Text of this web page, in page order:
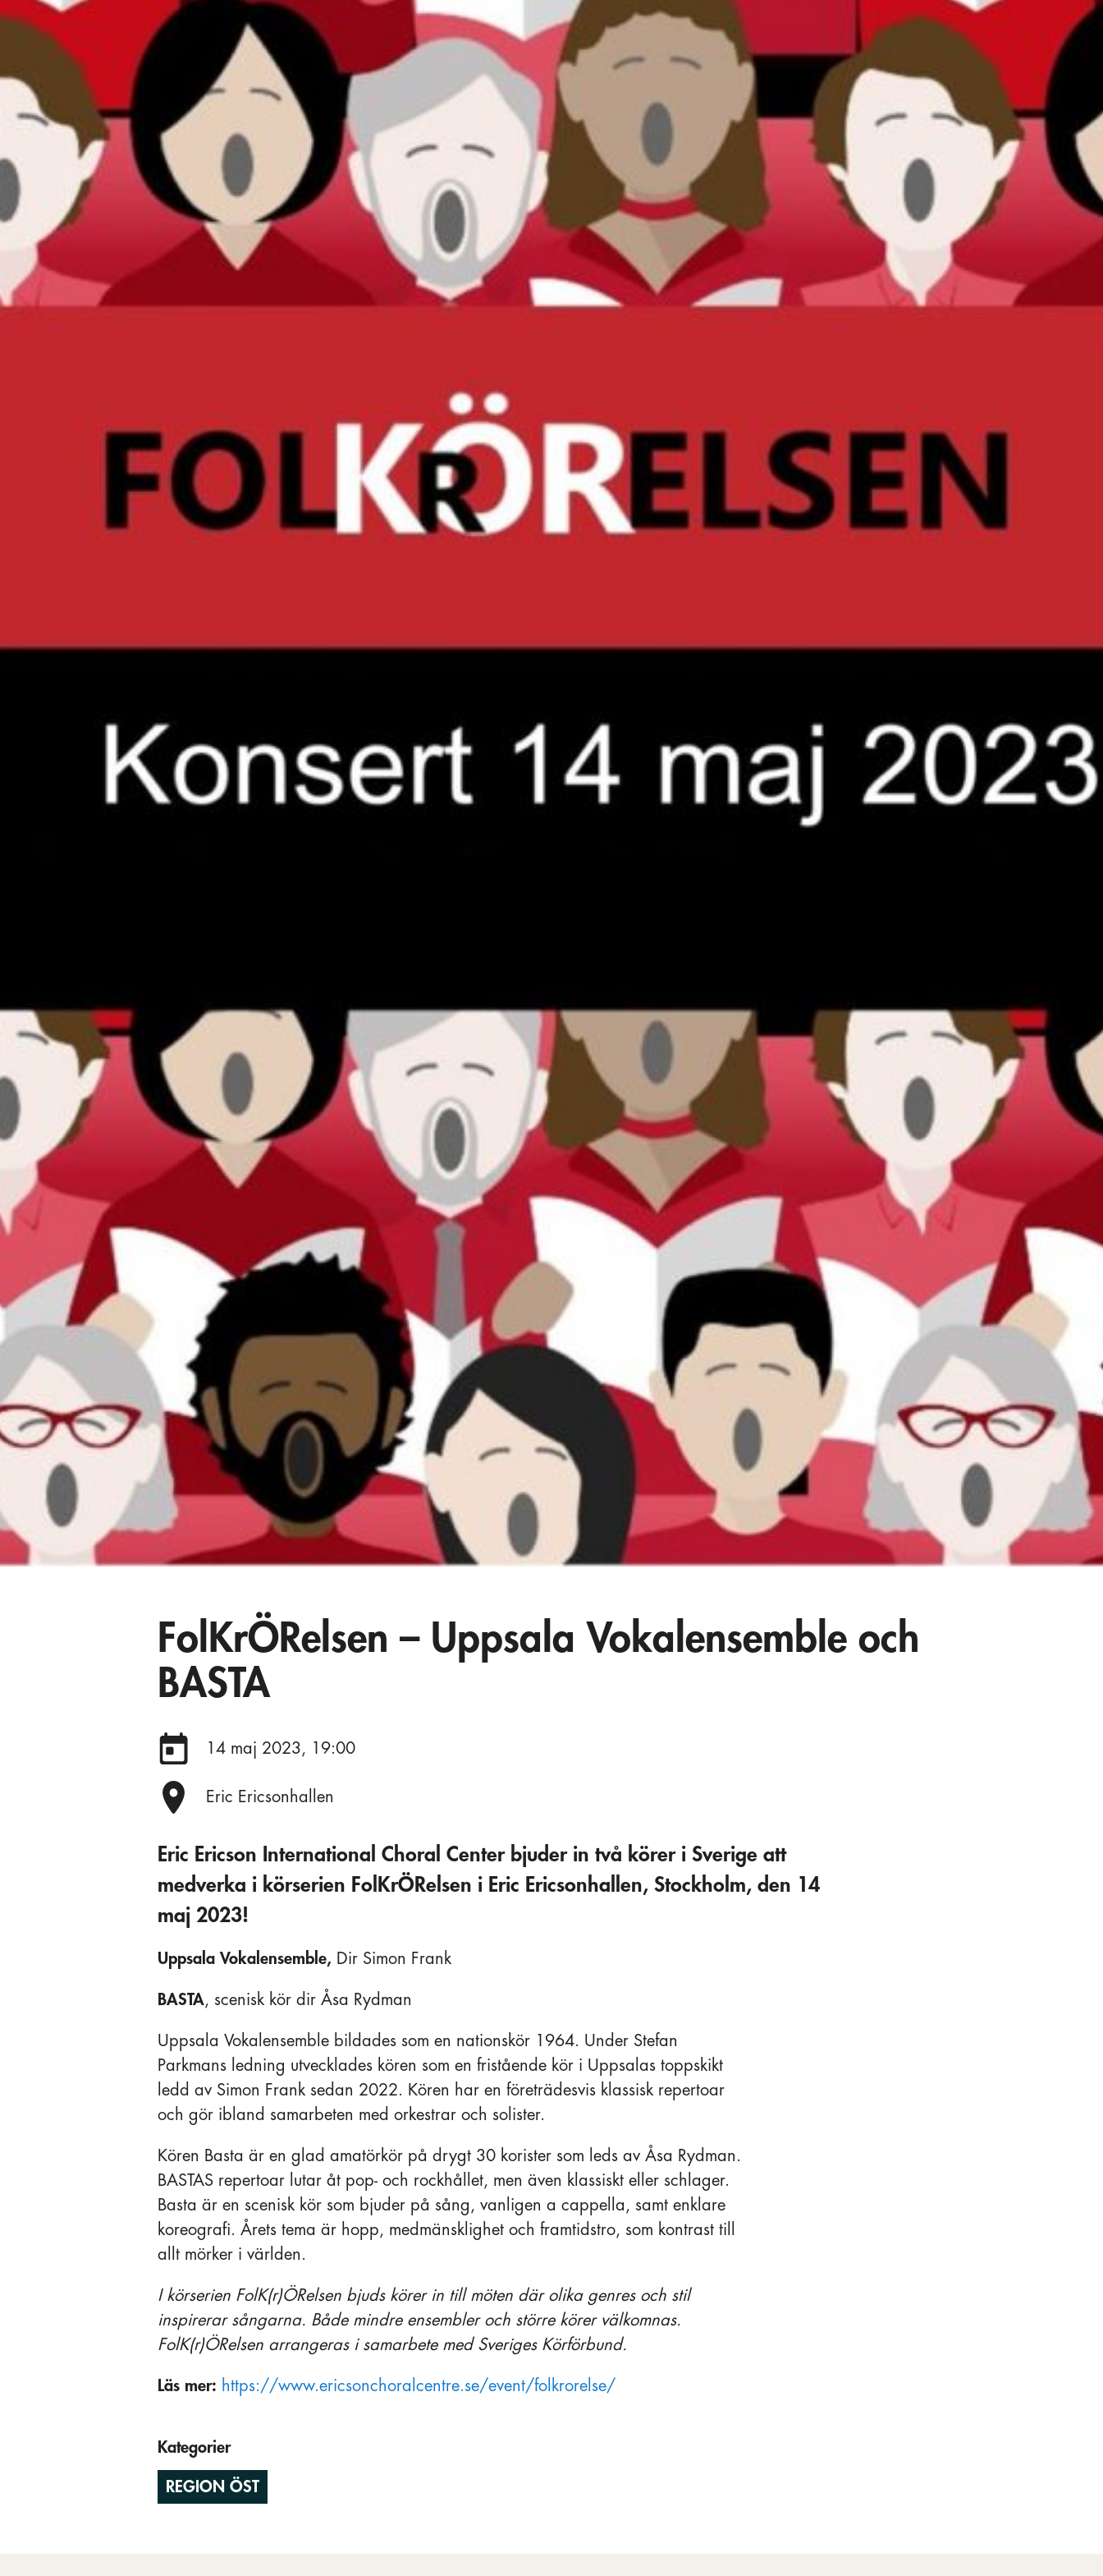
FolKrÖRelsen – Uppsala Vokalensemble och
BASTA
Datum:
14 maj 2023, 19:00
Plats:
Eric Ericsonhallen
Eric Ericson International Choral Center bjuder in två körer i Sverige att
medverka i körserien FolKrÖRelsen i Eric Ericsonhallen, Stockholm, den 14
maj 2023!
Uppsala Vokalensemble, Dir Simon Frank
BASTA, scenisk kör dir Åsa Rydman
Uppsala Vokalensemble bildades som en nationskör 1964. Under Stefan
Parkmans ledning utvecklades kören som en fristående kör i Uppsalas toppskikt
ledd av Simon Frank sedan 2022. Kören har en företrädesvis klassisk repertoar
och gör ibland samarbeten med orkestrar och solister.
Kören Basta är en glad amatörkör på drygt 30 korister som leds av Åsa Rydman.
BASTAS repertoar lutar åt pop- och rockhållet, men även klassiskt eller schlager.
Basta är en scenisk kör som bjuder på sång, vanligen a cappella, samt enklare
koreografi. Årets tema är hopp, medmänsklighet och framtidstro, som kontrast till
allt mörker i världen.
I körserien FolK(r)ÖRelsen bjuds körer in till möten där olika genres och stil
inspirerar sångarna. Både mindre ensembler och större körer välkomnas.
FolK(r)ÖRelsen arrangeras i samarbete med Sveriges Körförbund.
Läs mer: https://www.ericsonchoralcentre.se/event/folkrorelse/
Kategorier
REGION ÖST